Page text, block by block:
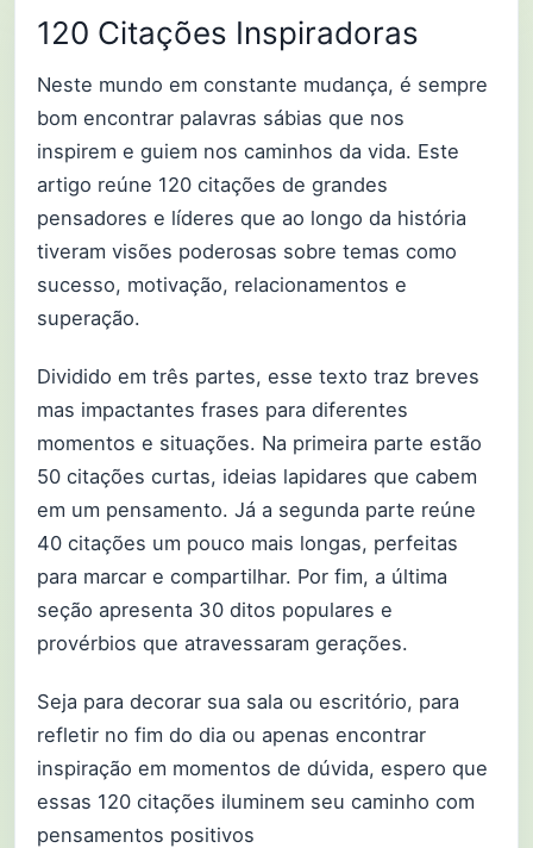
120 Citações Inspiradoras
Neste mundo em constante mudança, é sempre
bom encontrar palavras sábias que nos
inspirem e guiem nos caminhos da vida. Este
artigo reúne 120 citações de grandes
pensadores e líderes que ao longo da história
tiveram visões poderosas sobre temas como
sucesso, motivação, relacionamentos e
superação.
Dividido em três partes, esse texto traz breves
mas impactantes frases para diferentes
momentos e situações. Na primeira parte estão
50 citações curtas, ideias lapidares que cabem
em um pensamento. Já a segunda parte reúne
40 citações um pouco mais longas, perfeitas
para marcar e compartilhar. Por fim, a última
seção apresenta 30 ditos populares e
provérbios que atravessaram gerações.
Seja para decorar sua sala ou escritório, para
refletir no fim do dia ou apenas encontrar
inspiração em momentos de dúvida, espero que
essas 120 citações iluminem seu caminho com
pensamentos positivos